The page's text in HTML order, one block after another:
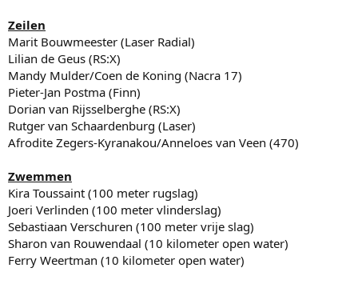
Zeilen
Marit Bouwmeester (Laser Radial)
Lilian de Geus (RS:X)
Mandy Mulder/Coen de Koning (Nacra 17)
Pieter-Jan Postma (Finn)
Dorian van Rijsselberghe (RS:X)
Rutger van Schaardenburg (Laser)
Afrodite Zegers-Kyranakou/Anneloes van Veen (470)
Zwemmen
Kira Toussaint (100 meter rugslag)
Joeri Verlinden (100 meter vlinderslag)
Sebastiaan Verschuren (100 meter vrije slag)
Sharon van Rouwendaal (10 kilometer open water)
Ferry Weertman (10 kilometer open water)